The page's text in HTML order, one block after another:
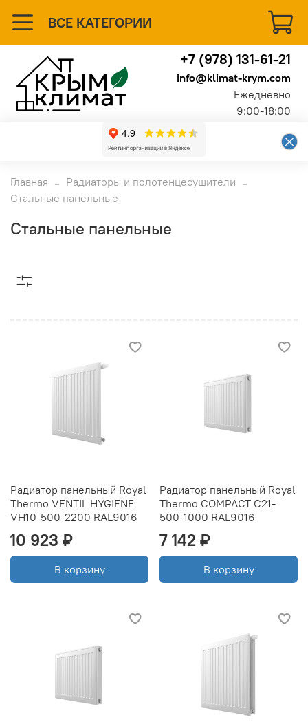
ВСЕ КАТЕГОРИИ
+7 (978) 131-61-21
info@klimat-krym.com
Ежедневно
9:00-18:00
Главная
Радиаторы и полотенцесушители
Стальные панельные
Стальные панельные
Радиатор панельный Royal
Thermo VENTIL HYGIENE
VH10-500-2200 RAL9016
10 923 ₽
В корзину
Радиатор панельный Royal
Thermo COMPACT C21-
500-1000 RAL9016
7 142 ₽
В корзину